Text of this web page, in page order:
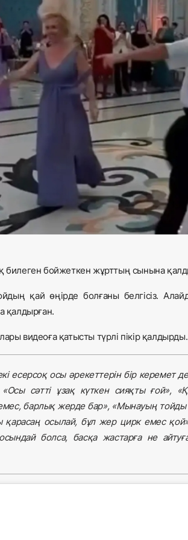
билеген бойжеткен жұрттың сынына
қай өңірде болғаны белгісіз.
қалдырған.
видеоға қатысты түрлі пікір қалдырды.
есерсоқ осы әрекеттерін бір керемет
«Осы сәтті ұзақ күткен сияқты ғой»,
барлық жерде бар», «Мынауың
осылай, бұл жер цирк емес
болса, басқа жастарға не